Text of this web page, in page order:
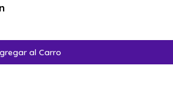
al Carro